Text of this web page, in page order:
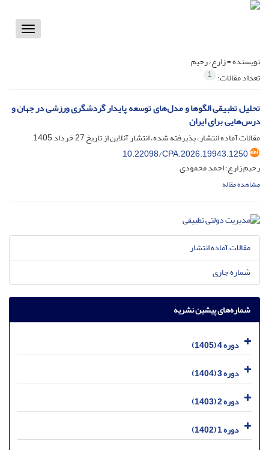
Toggle
نویسنده =زارع، رحیم
تعداد مقالات: 1
تحلیل تطبیقی الگوها و مدل‌های توسعه پایدار گردشگری ورزشی در جهان و
درس‌هایی برای ایران
مقالات آماده انتشار، پذیرفته شده، انتشار آنلاین از تاریخ27 خرداد 1405
10.22098/CPA.2026.19943.1250
رحیم زارع؛ احمد محمودی
مشاهده مقاله
مقالات آماده انتشار
شماره جاری
شماره‌های پیشین نشریه
دوره 4 (1405)
دوره 3 (1404)
دوره 2 (1403)
دوره 1 (1402)